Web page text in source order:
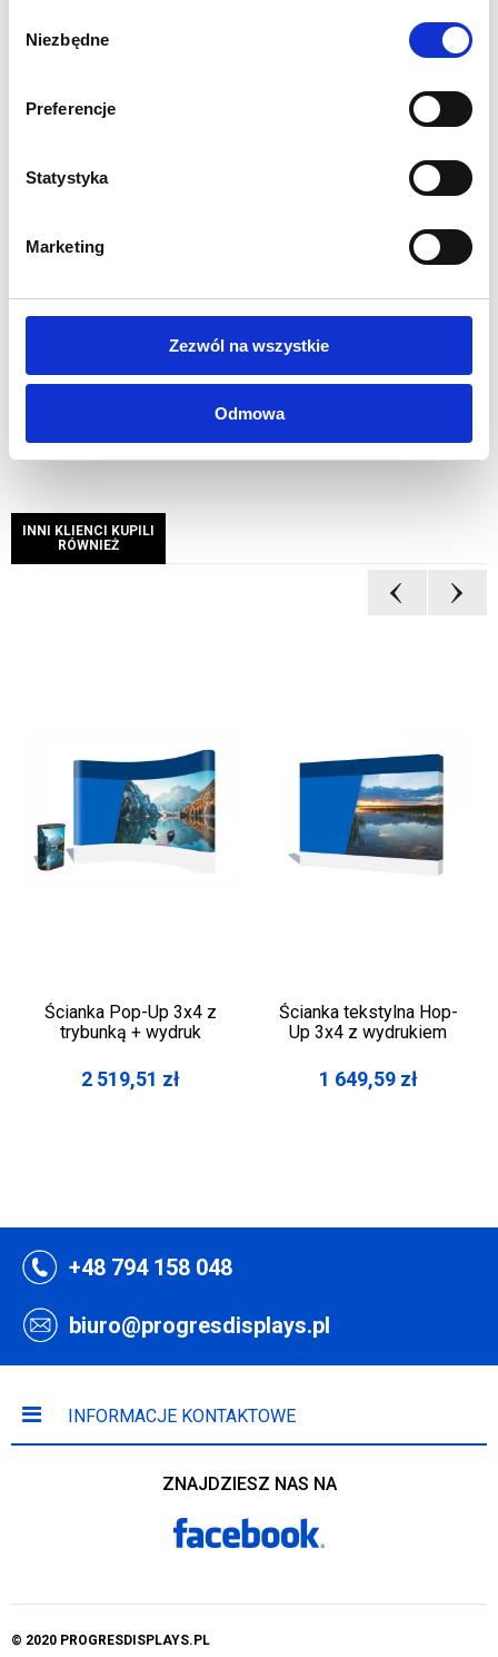
zgody
Niezbędne
Preferencje
Statystyka
Marketing
Zezwól na wszystkie
Odmowa
Wymiar fizyczny w mm: 2380 (wys.) x 1500 (szer.) x 300
(gł.)
Display Stretch 230g
Oznaczenie poszczególnych elementów dla łatwego
Szybki i łatwy montaż bez użycia narzędzi
Stalowa podstawa
INNI KLIENCI KUPILI
RÓWNIEŻ
Ścianka Pop-Up 3x4 z
trybunką + wydruk
2 519,51 zł
Ścianka tekstylna Hop-
Up 3x4 z wydrukiem
1 649,59 zł
+48 794 158 048
biuro@progresdisplays.pl
INFORMACJE KONTAKTOWE
ZNAJDZIESZ NAS NA
© 2020 PROGRESDISPLAYS.PL